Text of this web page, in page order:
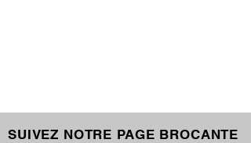
SUIVEZ NOTRE PAGE BROCANTE